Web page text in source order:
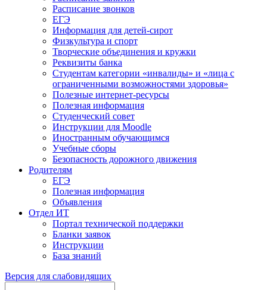
Расписание звонков
ЕГЭ
Информация для детей-сирот
Физкультура и спорт
Творческие объединения и кружки
Реквизиты банка
Студентам категории «инвалиды» и «лица с
ограниченными возможностями здоровья»
Полезные интернет-ресурсы
Полезная информация
Студенческий совет
Инструкции для Moodle
Иностранным обучающимся
Учебные сборы
Безопасность дорожного движения
Родителям
ЕГЭ
Полезная информация
Объявления
Отдел ИТ
Портал технической поддержки
Бланки заявок
Инструкции
База знаний
Версия для слабовидящих